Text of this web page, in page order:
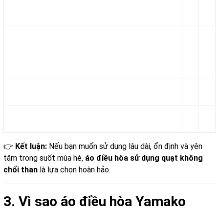
👉 Kết luận: Nếu bạn muốn sử dụng lâu dài, ổn định và yên
tâm trong suốt mùa hè, áo điều hòa sử dụng quạt không
chổi than là lựa chọn hoàn hảo.
3. Vì sao áo điều hòa Yamako